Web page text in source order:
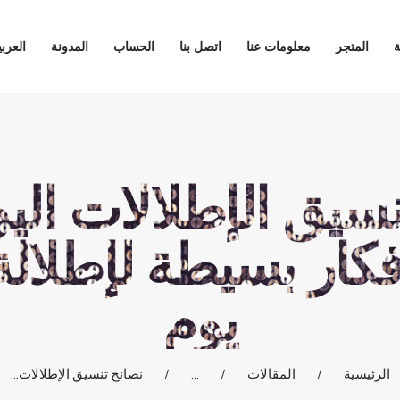
المتجر معلومات عنا اتصل بنا الحساب المدونة
الإطلالات
بسيطة
يوم
الرئيسية المقالات ... نصائح تنسيق الإطلالات...
اتصل بنا
الحساب
المدونة